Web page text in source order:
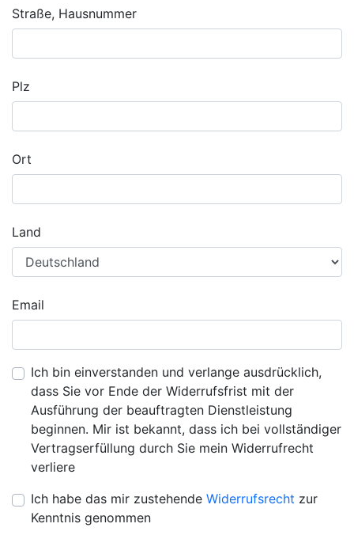
Straße, Hausnummer
Plz
Ort
Land
Email
Ich bin einverstanden und verlange ausdrücklich,
dass Sie vor Ende der Widerrufsfrist mit der
Ausführung der beauftragten Dienstleistung
beginnen. Mir ist bekannt, dass ich bei vollständiger
Vertragserfüllung durch Sie mein Widerrufrecht
verliere
Ich habe das mir zustehende Widerrufsrecht zur
Kenntnis genommen